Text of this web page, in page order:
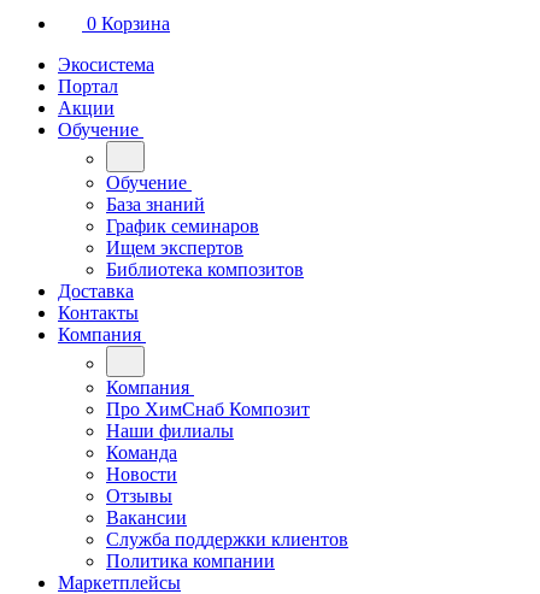
0 Корзина
Экосистема
Портал
Акции
Обучение
Обучение
База знаний
График семинаров
Ищем экспертов
Библиотека композитов
Доставка
Контакты
Компания
Компания
Про ХимСнаб Композит
Наши филиалы
Команда
Новости
Отзывы
Вакансии
Служба поддержки клиентов
Политика компании
Маркетплейсы